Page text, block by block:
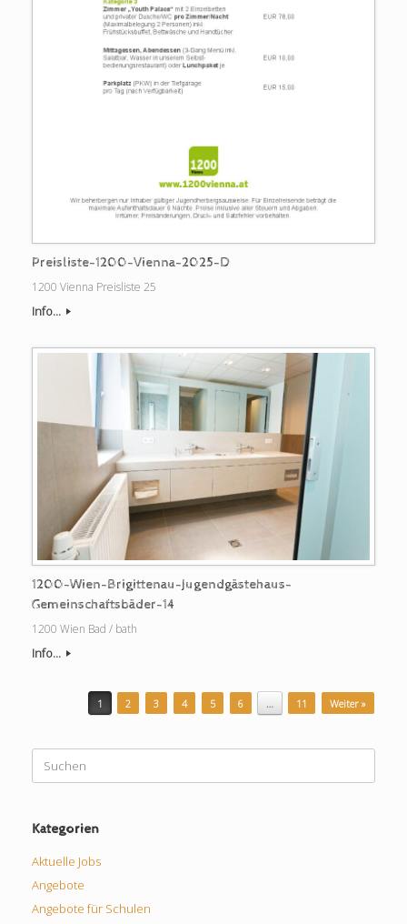
Preisliste-1200-Vienna-2025-D
1200 Vienna Preisliste 25
Info...
1200-Wien-Brigittenau-Jugendgästehaus-
Gemeinschaftsbäder-14
1200 Wien Bad / bath
Info...
Beitragsnavigation
1 2 3 4 5 6 … 11 Weiter »
Suchen
nach:
Kategorien
Aktuelle Jobs
Angebote
Angebote für Schulen